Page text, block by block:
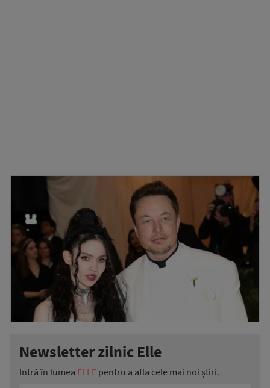
Newsletter zilnic Elle
Intră în lumea ELLE pentru a afla cele mai noi știri.